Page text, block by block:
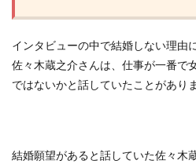
インタビューの中で結婚しない理由
佐々木蔵之介さんは、仕事が一番で
ではないかと話していたことがありま
結婚願望があると話していた佐々木